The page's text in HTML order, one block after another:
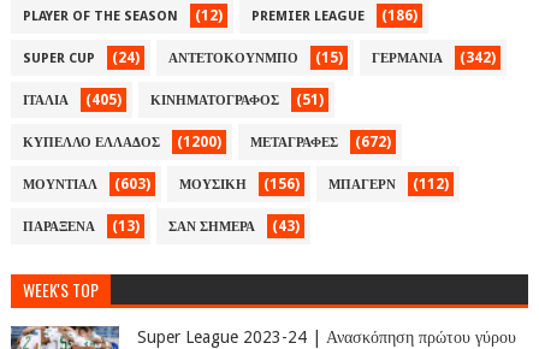
PLAYER OF THE SEASON (12) PREMIER LEAGUE (186)
SUPER CUP (24) ΑΝΤΕΤΟΚΟΥΝΜΠΟ (15) ΓΕΡΜΑΝΙΑ (342)
ΙΤΑΛΙΑ (405) ΚΙΝΗΜΑΤΟΓΡΑΦΟΣ (51)
ΚΥΠΕΛΛΟ ΕΛΛΑΔΟΣ (1200) ΜΕΤΑΓΡΑΦΕΣ (672)
ΜΟΥΝΤΙΑΛ (603) ΜΟΥΣΙΚΗ (156) ΜΠΑΓΕΡΝ (112)
ΠΑΡΑΞΕΝΑ (13) ΣΑΝ ΣΗΜΕΡΑ (43)
WEEK'S TOP
Super League 2023-24 | Ανασκόπηση πρώτου γύρου